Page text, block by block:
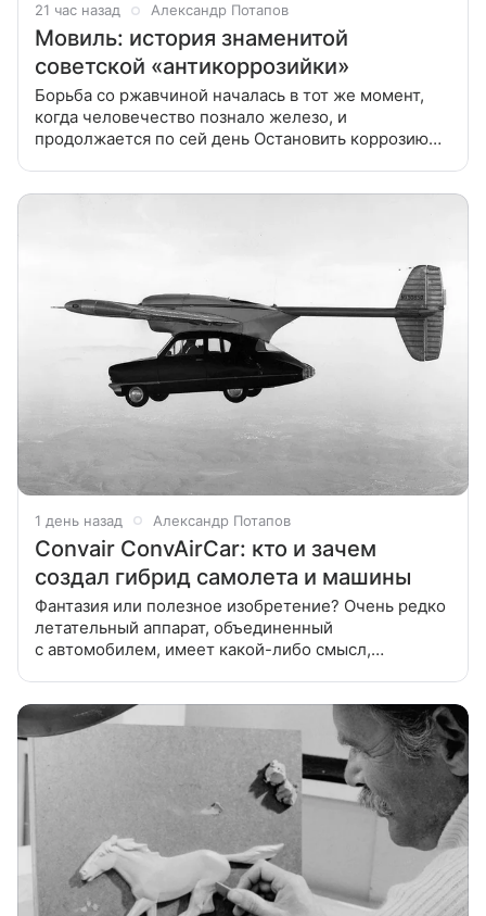
21 час назад Александр Потапов
Мовиль: история знаменитой
советской «антикоррозийки»
Борьба со ржавчиной началась в тот же момент,
когда человечество познало железо, и
продолжается по сей день Остановить коррозию
1 день назад Александр Потапов
Convair ConvAirCar: кто и зачем
создал гибрид самолета и машины
Фантазия или полезное изобретение? Очень редко
летательный аппарат, объединенный
с автомобилем, имеет какой-либо смысл,